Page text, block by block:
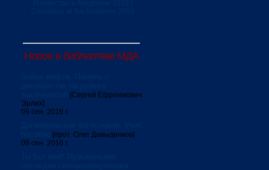
Новое в библиотеке МДА
[Сергей Ефроимович
Эрлих]
09 сен. 2016 г.
[прот. Олег Давыденков]
09 сен. 2016 г.